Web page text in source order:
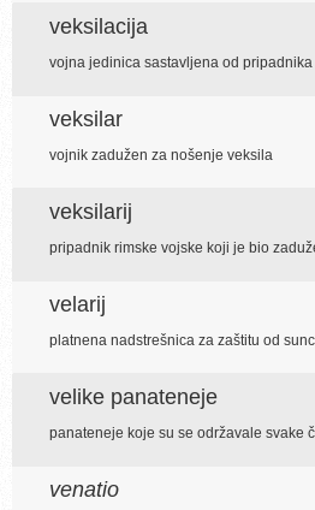
veksilacija
vojna jedinica sastavljena od
veksilar
vojnik zadužen za nošenje veksila
veksilarij
pripadnik rimske vojske koji je bio
velarij
platnena nadstrešnica za zaštitu od
velike panateneje
panateneje koje su se održavale svake
venatio